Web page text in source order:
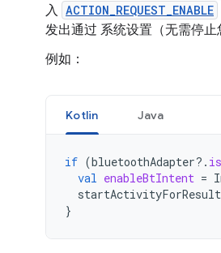
入 ACTION_REQUEST_ENABLE
发出通过 系统设置（无需停止
例如：
Kotlin Java
if (bluetoothAdapter?.
val enableBtIntent =
startActivityForResult
}